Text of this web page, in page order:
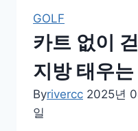
한
골
프
의
GOLF
카트 없이
지방 태우는
Byrivercc 2025년
일